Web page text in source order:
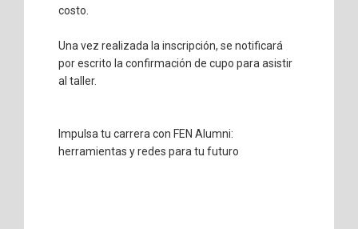
costo.
Una vez realizada la inscripción, se notificará
por escrito la confirmación de cupo para asistir
al taller.
Impulsa tu carrera con FEN Alumni:
herramientas y redes para tu futuro